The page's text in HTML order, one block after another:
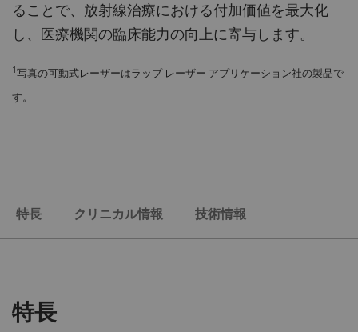
ることで、放射線治療における付加価値を最大化
し、医療機関の臨床能力の向上に寄与します。
1写真の可動式レーザーはラップ レーザー アプリケーション社の製品で
す。
特長 クリニカル情報 技術情報
特長